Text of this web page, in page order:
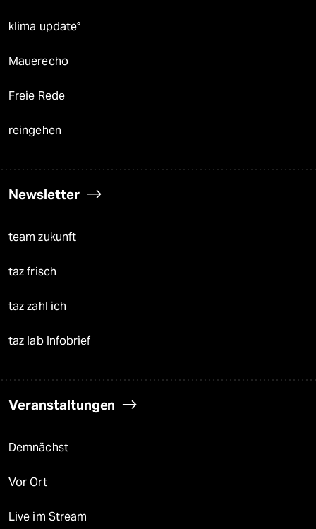
klima update°
Mauerecho
Freie Rede
reingehen
Newsletter
team zukunft
taz frisch
taz zahl ich
taz lab Infobrief
Veranstaltungen
Demnächst
Vor Ort
Live im Stream